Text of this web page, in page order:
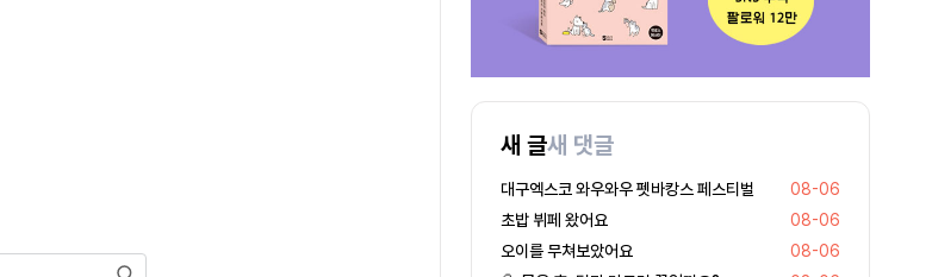
새 글새 댓글
대구엑스코 와우와우 펫바캉스 페스티벌
08-06
초밥 뷔페 왔어요
08-06
오이를 무쳐보았어요
08-06